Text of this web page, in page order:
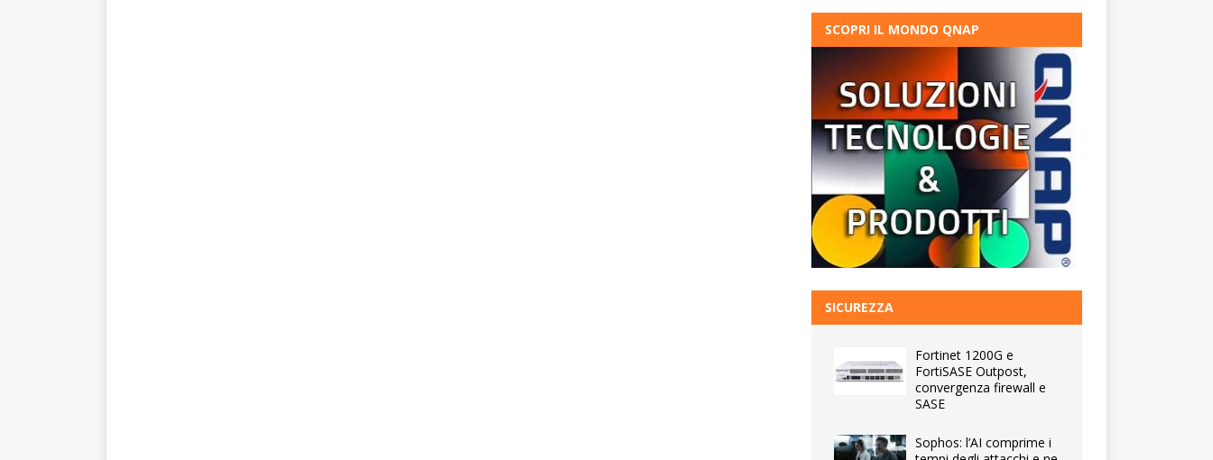
SCOPRI IL MONDO QNAP
SICUREZZA
Fortinet 1200G e
FortiSASE Outpost,
convergenza firewall e
SASE
Sophos: l’AI comprime i